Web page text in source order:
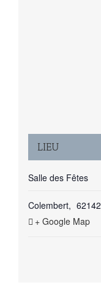
LIEU
Salle des Fêtes
Colembert, 62142
+ Google Map